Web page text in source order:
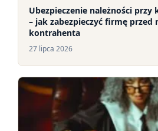
Ubezpieczenie należności
– jak zabezpieczyć firmę przed
kontrahenta
27 lipca 2026